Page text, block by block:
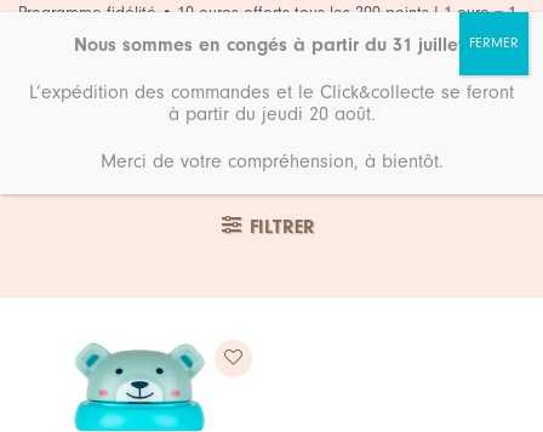
Passer
Programme fidélité • 10 euros offerts tous les 200 points ! 1 euro = 1
Couvert renard
FILTRER
Nous sommes en congés à partir du 31 juillet
L’expédition des commandes et le Click&collecte se feront
à partir du jeudi 20 août.
Merci de votre compréhension, à bientôt.